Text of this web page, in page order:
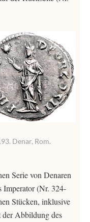
Denar, Rom.
Serie von Denaren
Imperator (Nr. 324-
Stücken, inklusive
der Abbildung des